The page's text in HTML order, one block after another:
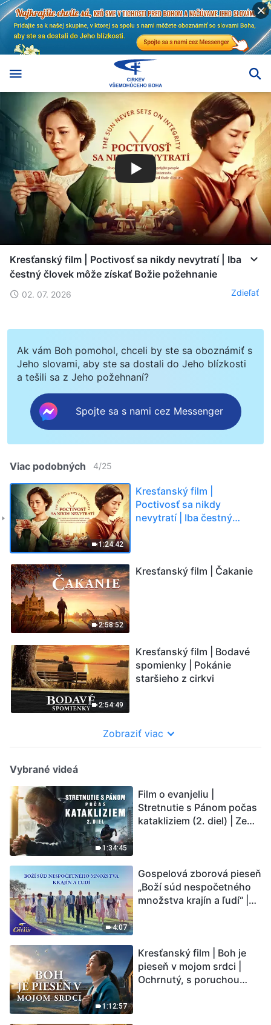
Kresťanský film | Poctivosť sa nikdy nevytratí | Iba
čestný človek môže získať Božie požehnanie
02. 07. 2026 Zdieľať
Ak vám Boh pomohol, chceli by ste sa oboznámiť s
Jeho slovami, aby ste sa dostali do Jeho blízkosti
a tešili sa z Jeho požehnaní?
Spojte sa s nami cez Messenger
Viac podobných 4/25
1:24:42
Kresťanský film |
Poctivosť sa nikdy
nevytratí | Iba čestný
2:58:52
Kresťanský film | Čakanie
2:54:49
Kresťanský film | Bodavé
spomienky | Pokánie
staršieho z cirkvi
Zobraziť viac
Vybrané videá
1:34:45
Film o evanjeliu |
Stretnutie s Pánom počas
katakliziem (2. diel) | Zem
Ľudstvu sa začína
odpočítavať čas. Našli ste
spôsob, ako prežiť?
4:07
Gospelová zborová pieseň
„Boží súd nespočetného
množstva krajín a ľudí“ |
1:12:57
Kresťanský film | Boh je
pieseň v mojom srdci |
Ochrnutý, s poruchou